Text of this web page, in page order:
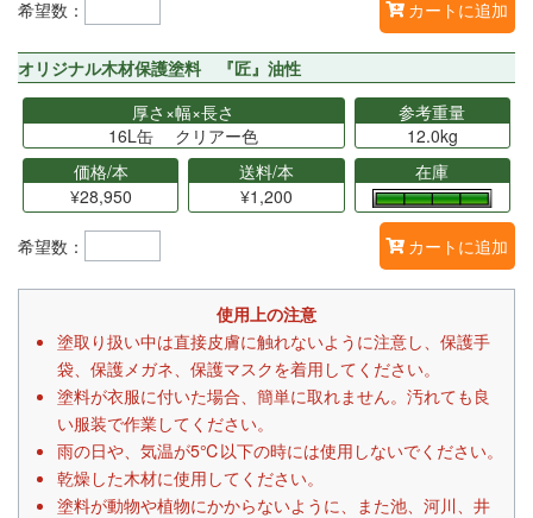
希望数： カートに追加
オリジナル木材保護塗料 『匠』油性
厚さ×幅×長さ
16L缶 クリアー色
参考重量
12.0kg
価格/本
¥28,950
送料/本
¥1,200
在庫
希望数： カートに追加
使用上の注意
塗取り扱い中は直接皮膚に触れないように注意し、保護手
袋、保護メガネ、保護マスクを着用してください。
塗料が衣服に付いた場合、簡単に取れません。汚れても良
い服装で作業してください。
雨の日や、気温が5℃以下の時には使用しないでください。
乾燥した木材に使用してください。
塗料が動物や植物にかからないように、また池、河川、井